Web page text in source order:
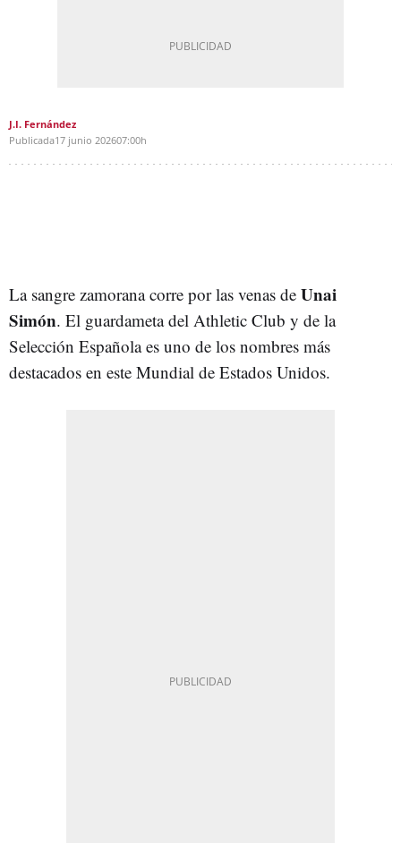
J.I. Fernández
Publicada17 junio 202607:00h
La sangre zamorana corre por las venas de Unai
Simón. El guardameta del Athletic Club y de la
Selección Española es uno de los nombres más
destacados en este Mundial de Estados Unidos.